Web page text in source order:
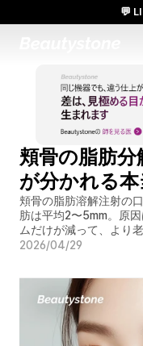
頬骨の脂肪
が分かれる
頬骨の脂肪溶解注射の
肪は平均2〜5mm。原
ムだけが減って、より
2026/04/29
💬
日本人通訳常駐／